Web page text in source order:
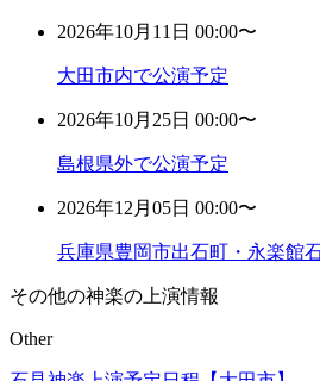
2026年10月11日 00:00〜
大田市内で公演予定
2026年10月25日 00:00〜
島根県外で公演予定
2026年12月05日 00:00〜
兵庫県豊岡市出石町・永楽館
その他の神楽の上演情報
Other